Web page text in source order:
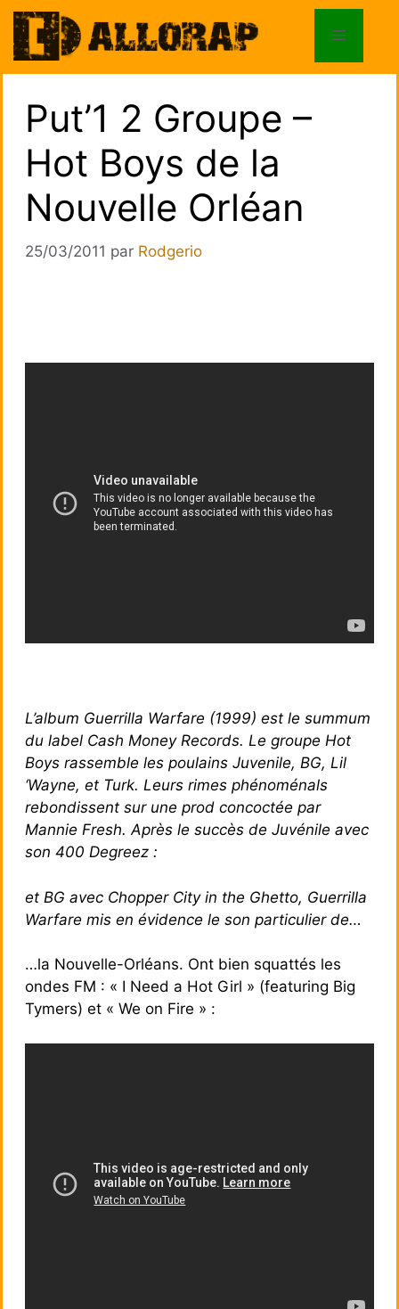
Aller
au
contenu
Menu
Put’1 2 Groupe –
Hot Boys de la
Nouvelle Orléan
25/03/2011 par Rodgerio
L’album Guerrilla Warfare (1999) est le summum
du label Cash Money Records. Le groupe Hot
Boys rassemble les poulains Juvenile, BG, Lil
‘Wayne, et Turk. Leurs rimes phénoménals
rebondissent sur une prod concoctée par
Mannie Fresh. Après le succès de Juvénile avec
son 400 Degreez :
et BG avec Chopper City in the Ghetto, Guerrilla
Warfare mis en évidence le son particulier de…
…la Nouvelle-Orléans. Ont bien squattés les
ondes FM : « I Need a Hot Girl » (featuring Big
Tymers) et « We on Fire » :